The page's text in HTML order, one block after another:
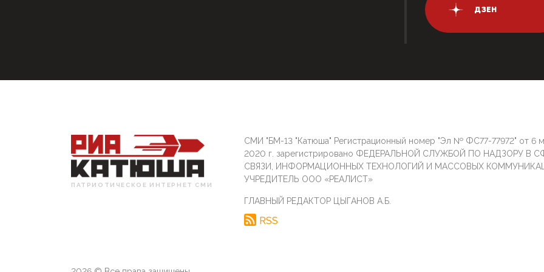
ДЗЕН
ПАТРИОТИЧЕСКОЕ ИНТЕРНЕТ СМИ
СМИ "БМ-13 "Катюша" Регистрационный номер "Эл № ФС77-77972" от 6
2020 г. зарегистрировано ФЕДЕРАЛЬНОЙ СЛУЖБОЙ ПО НАДЗОРУ В
СВЯЗИ, ИНФОРМАЦИОННЫХ ТЕХНОЛОГИЙ И МАССОВЫХ
УЧРЕДИТЕЛЬ ООО «РЕАЛИСТ»
ГЛАВНЫЙ РЕДАКТОР ЦЫГАНОВ А.Б.
RSS